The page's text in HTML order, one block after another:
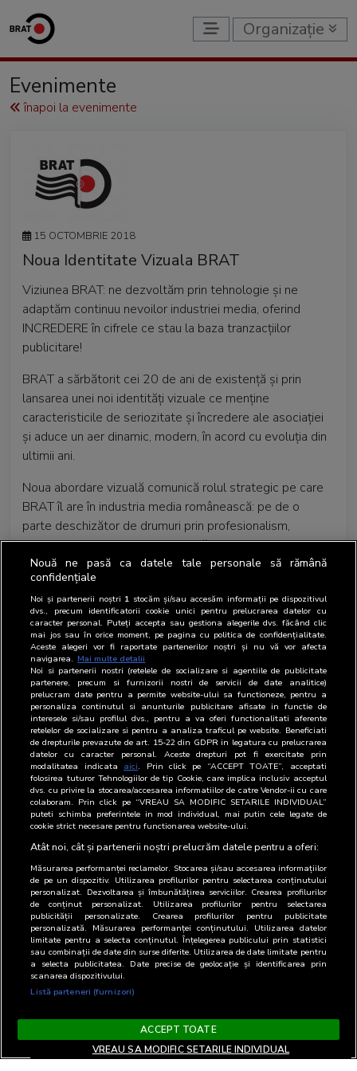
Organizație
Evenimente
înapoi la evenimente
15 OCTOMBRIE 2018
Noua Identitate Vizuala BRAT
Viziunea BRAT: ne dezvoltăm prin tehnologie și ne
adaptăm continuu nevoilor industriei media, oferind
INCREDERE în cifrele ce stau la baza tranzacțiilor
publicitare!
BRAT a sărbătorit cei 20 de ani de existență și prin
lansarea unei noi identități vizuale ce menține
caracteristicile de seriozitate și încredere ale asociației
și aduce un aer dinamic, modern, în acord cu evoluția din
ultimii ani.
Noua abordare vizuală comunică rolul strategic pe care
BRAT îl are în industria media românească: pe de o
parte deschizător de drumuri prin profesionalism,
inovație, adaptabilitate, pe de altă parte formator de
opinie prin produsele etalon lansate și tehnologiile
avansate folosite.
Urmareste filmul de prezentare BRAT
Nouă ne pasă ca datele tale personale să rămână
confidențiale
Noi și partenerii noștri 1 stocăm și/sau accesăm informații pe dispozitivul
dvs., precum identificatorii cookie unici pentru prelucrarea datelor cu
caracter personal. Puteți accepta sau gestiona alegerile dvs. făcând clic
mai jos sau în orice moment, pe pagina cu politica de confidențialitate.
Aceste alegeri vor fi raportate partenerilor noștri și nu vă vor afecta
navigarea. Mai multe detalii
Noi si partenerii nostri (retelele de socializare si agentiile de publicitate
partenere, precum si furnizorii nostri de servicii de date analitice)
prelucram date pentru a permite website-ului sa functioneze, pentru a
personaliza continutul si anunturile publicitare afisate in functie de
interesele si/sau profilul dvs., pentru a va oferi functionalitati aferente
retelelor de socializare si pentru a analiza traficul pe website. Beneficiati
de drepturile prevazute de art. 15-22 din GDPR in legatura cu prelucrarea
datelor cu caracter personal. Aceste drepturi pot fi exercitate prin
modalitatea indicata aici. Prin click pe “ACCEPT TOATE”, acceptati
folosirea tuturor Tehnologiilor de tip Cookie, care implica inclusiv acceptul
dvs. cu privire la stocarea/accesarea informatiilor de catre Vendor-ii cu care
colaboram. Prin click pe “VREAU SA MODIFIC SETARILE INDIVIDUAL”
puteti schimba preferintele in mod individual, mai putin cele legate de
cookie strict necesare pentru functionarea website-ului.
Atât noi, cât și partenerii noștri prelucrăm datele pentru a oferi:
Măsurarea performanței reclamelor. Stocarea și/sau accesarea informațiilor
de pe un dispozitiv. Utilizarea profilurilor pentru selectarea conținutului
personalizat. Dezvoltarea și îmbunătățirea serviciilor. Crearea profilurilor
de conținut personalizat. Utilizarea profilurilor pentru selectarea
publicității personalizate. Crearea profilurilor pentru publicitate
personalizată. Măsurarea performanței conținutului. Utilizarea datelor
limitate pentru a selecta conținutul. Înțelegerea publicului prin statistici
sau combinații de date din surse diferite. Utilizarea de date limitate pentru
a selecta publicitatea. Date precise de geolocație și identificarea prin
scanarea dispozitivului.
Listă parteneri (furnizori)
ACCEPT TOATE
VREAU SA MODIFIC SETARILE INDIVIDUAL